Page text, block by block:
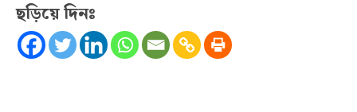
ছড়িয়ে দিনঃ